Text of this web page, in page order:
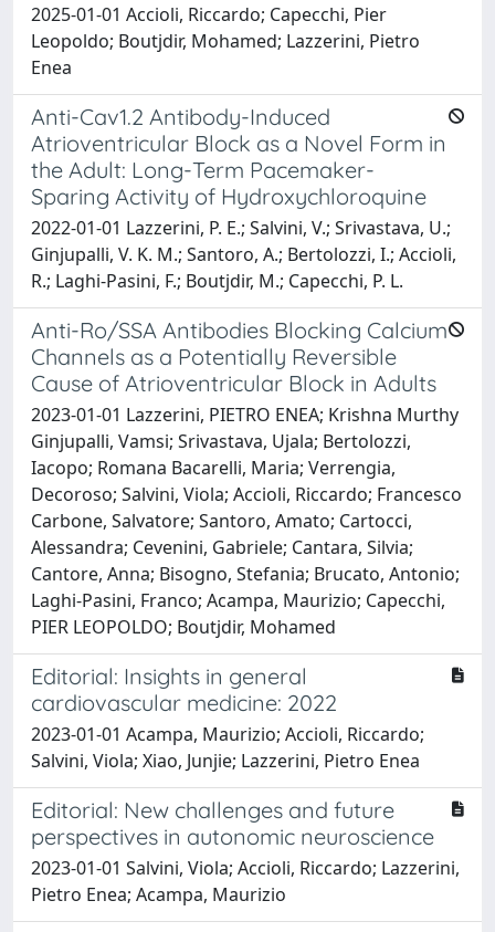
2025-01-01 Accioli, Riccardo; Capecchi, Pier
Leopoldo; Boutjdir, Mohamed; Lazzerini, Pietro
Enea
Anti-Cav1.2 Antibody-Induced
Atrioventricular Block as a Novel Form in
the Adult: Long-Term Pacemaker-
Sparing Activity of Hydroxychloroquine
2022-01-01 Lazzerini, P. E.; Salvini, V.; Srivastava, U.;
Ginjupalli, V. K. M.; Santoro, A.; Bertolozzi, I.; Accioli,
R.; Laghi-Pasini, F.; Boutjdir, M.; Capecchi, P. L.
Anti-Ro/SSA Antibodies Blocking Calcium
Channels as a Potentially Reversible
Cause of Atrioventricular Block in Adults
2023-01-01 Lazzerini, PIETRO ENEA; Krishna Murthy
Ginjupalli, Vamsi; Srivastava, Ujala; Bertolozzi,
Iacopo; Romana Bacarelli, Maria; Verrengia,
Decoroso; Salvini, Viola; Accioli, Riccardo; Francesco
Carbone, Salvatore; Santoro, Amato; Cartocci,
Alessandra; Cevenini, Gabriele; Cantara, Silvia;
Cantore, Anna; Bisogno, Stefania; Brucato, Antonio;
Laghi-Pasini, Franco; Acampa, Maurizio; Capecchi,
PIER LEOPOLDO; Boutjdir, Mohamed
Editorial: Insights in general
cardiovascular medicine: 2022
2023-01-01 Acampa, Maurizio; Accioli, Riccardo;
Salvini, Viola; Xiao, Junjie; Lazzerini, Pietro Enea
Editorial: New challenges and future
perspectives in autonomic neuroscience
2023-01-01 Salvini, Viola; Accioli, Riccardo; Lazzerini,
Pietro Enea; Acampa, Maurizio